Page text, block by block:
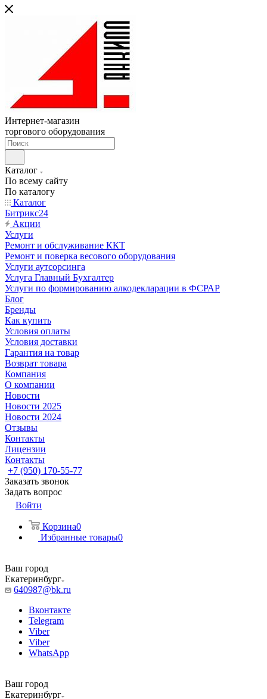
Интернет-магазин
торгового оборудования
Каталог
По всему сайту
По каталогу
Каталог
Битрикс24
Акции
Услуги
Ремонт и обслуживание ККТ
Ремонт и поверка весового оборудования
Услуги аутсорсинга
Услуга Главный Бухгалтер
Услуги по формированию алкодекларации в ФСРАР
Блог
Бренды
Как купить
Условия оплаты
Условия доставки
Гарантия на товар
Возврат товара
Компания
О компании
Новости
Новости 2025
Новости 2024
Отзывы
Контакты
Лицензии
Контакты
+7 (950) 170-55-77
Заказать звонок
Задать вопрос
Войти
Корзина0
Избранные товары0
Ваш город
Екатеринбург
640987@bk.ru
Вконтакте
Telegram
Viber
Viber
WhatsApp
Ваш город
Екатеринбург